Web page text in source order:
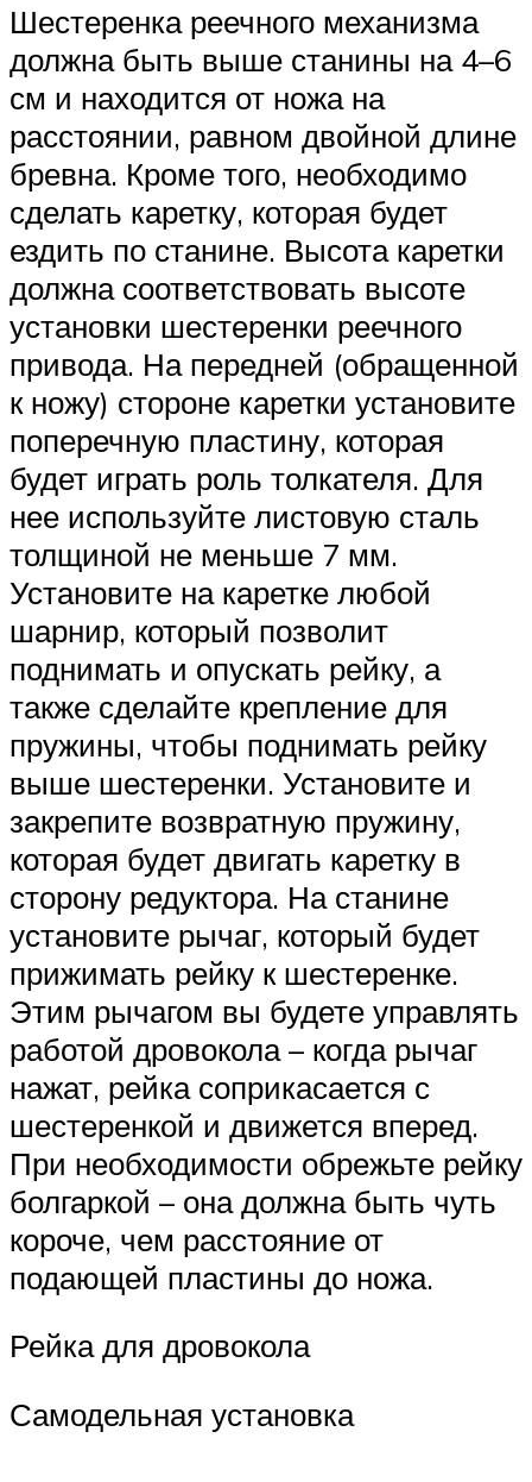
Шестеренка реечного механизма
должна быть выше станины на 4–6
см и находится от ножа на
расстоянии, равном двойной длине
бревна. Кроме того, необходимо
сделать каретку, которая будет
ездить по станине. Высота каретки
должна соответствовать высоте
установки шестеренки реечного
привода. На передней (обращенной
к ножу) стороне каретки установите
поперечную пластину, которая
будет играть роль толкателя. Для
нее используйте листовую сталь
толщиной не меньше 7 мм.
Установите на каретке любой
шарнир, который позволит
поднимать и опускать рейку, а
также сделайте крепление для
пружины, чтобы поднимать рейку
выше шестеренки. Установите и
закрепите возвратную пружину,
которая будет двигать каретку в
сторону редуктора. На станине
установите рычаг, который будет
прижимать рейку к шестеренке.
Этим рычагом вы будете управлять
работой дровокола – когда рычаг
нажат, рейка соприкасается с
шестеренкой и движется вперед.
При необходимости обрежьте рейку
болгаркой – она должна быть чуть
короче, чем расстояние от
подающей пластины до ножа.
Рейка для дровокола
Самодельная установка